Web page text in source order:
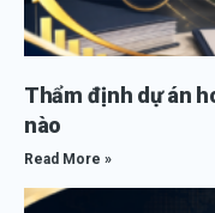
Thẩm định dự án
nào
Read More »